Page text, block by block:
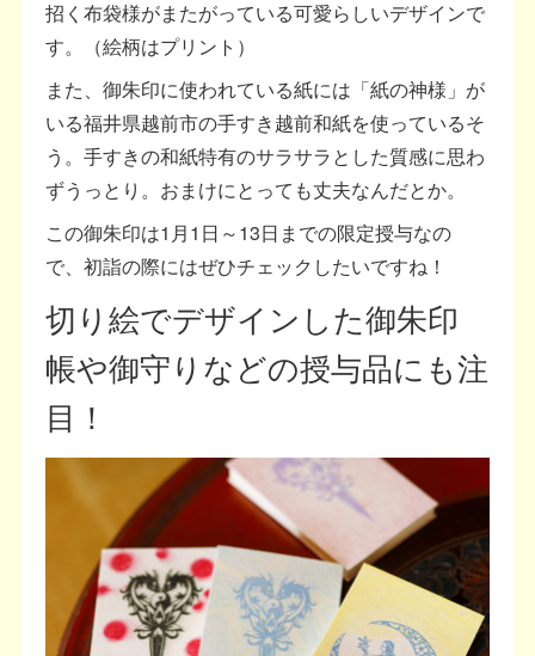
招く布袋様がまたがっている可愛らしいデザインで
す。（絵柄はプリント）
また、御朱印に使われている紙には「紙の神様」が
いる福井県越前市の手すき越前和紙を使っているそ
う。手すきの和紙特有のサラサラとした質感に思わ
ずうっとり。おまけにとっても丈夫なんだとか。
この御朱印は1月1日～13日までの限定授与なの
で、初詣の際にはぜひチェックしたいですね！
切り絵でデザインした御朱印
帳や御守りなどの授与品にも注
目！